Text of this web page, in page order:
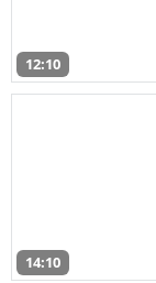
12:10
14:10